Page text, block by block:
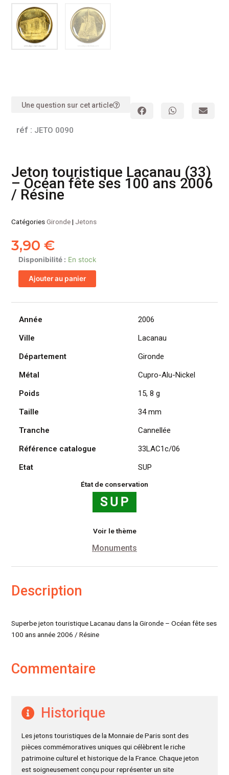
Une question sur cet article
réf : JETO 0090
Jeton touristique Lacanau (33)
– Océan fête ses 100 ans 2006
/ Résine
CatégoriesGironde| Jetons
3,90€
Disponibilité : En stock
quantité
de
Jeton
Lacanau
(33)
Océan
ses
100
2006
Résine
Ajouter au panier
Année
2006
Ville
Lacanau
Département
Gironde
Métal
Cupro-Alu-Nickel
Poids
15, 8 g
Taille
34 mm
Tranche
Cannellée
Référence catalogue
33LAC1c/06
Etat
SUP
État de conservation
Voir le thème
Monuments
Description
Superbe jeton touristique Lacanau dans la Gironde – Océan fête ses
100 ans année 2006 / Résine
Commentaire
Historique
Les jetons touristiques de la Monnaie de Paris sont des
pièces commémoratives uniques qui célèbrent le riche
patrimoine culturel et historique de la France. Chaque jeton
est soigneusement conçu pour représenter un site